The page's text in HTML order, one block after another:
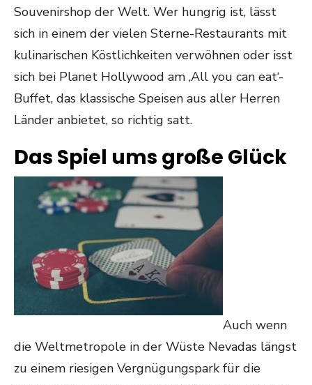
Souvenirshop der Welt. Wer hungrig ist, lässt
sich in einem der vielen Sterne-Restaurants mit
kulinarischen Köstlichkeiten verwöhnen oder isst
sich bei Planet Hollywood am ‚All you can eat‘-
Buffet, das klassische Speisen aus aller Herren
Länder anbietet, so richtig satt.
Das Spiel ums große Glück
Auch wenn
die Weltmetropole in der Wüste Nevadas längst
zu einem riesigen Vergnügungspark für die